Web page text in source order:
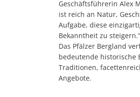
Bürger-
Öffentliche Auslegungen
Öffentliche Zustellung
Europawahl und
Geschäftsführerin Alex
ist reich an Natur,
Aufgabe, diese
Bekanntheit zu steigern.“
Das Pfälzer Bergland
bedeutende historische
Traditionen,
Angebote.